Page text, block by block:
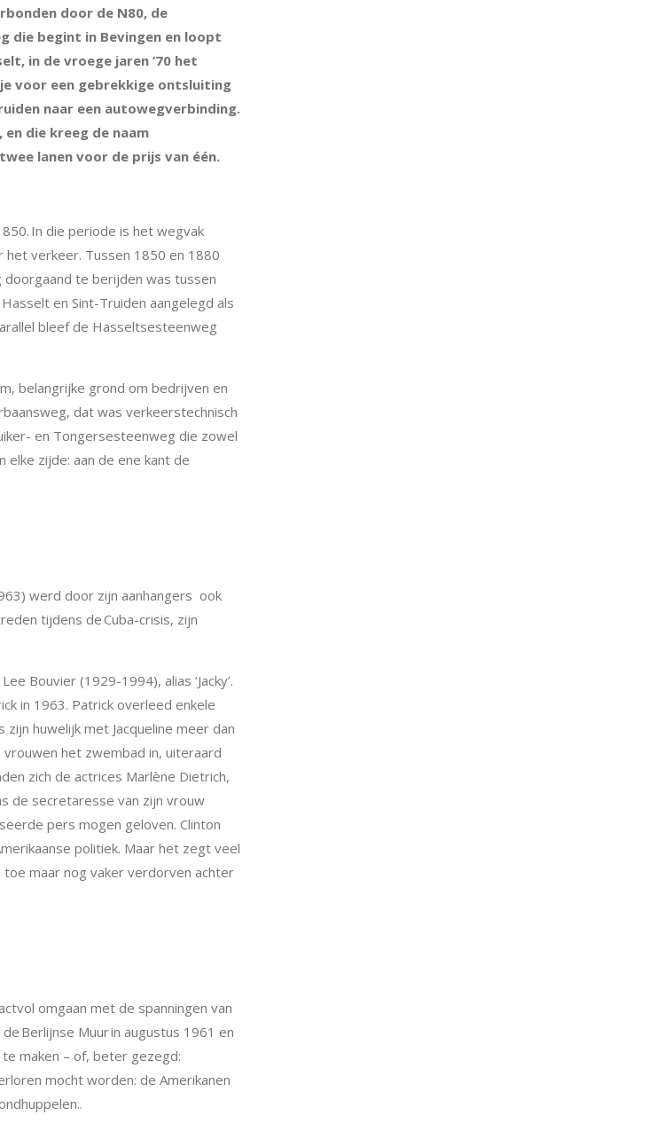
door de N80, de
die begint in Bevingen en loopt
in de vroege jaren ’70 het
voor een gebrekkige ontsluiting
naar een autowegverbinding.
die kreeg de naam
lanen voor de prijs van één.
In die periode is het wegvak
het verkeer. Tussen 1850 en 1880
te berijden was tussen
en Sint-Truiden aangelegd als
bleef de Hasseltsesteenweg
belangrijke grond om bedrijven en
dat was verkeerstechnisch
en Tongersesteenweg die zowel
elke zijde: aan de ene kant de
werd door zijn aanhangers ook
tijdens deCuba-crisis, zijn
Bouvier (1929-1994), alias ‘Jacky’.
in 1963. Patrick overleed enkele
huwelijk met Jacqueline meer dan
het zwembad in, uiteraard
zich de actrices Marlène Dietrich,
de secretaresse van zijn vrouw
pers mogen geloven. Clinton
politiek. Maar het zegt veel
toe maar nog vaker verdorven achter
omgaan met de spanningen van
de Berlijnse Muurin augustus 1961 en
maken – of, beter gezegd:
mocht worden: de Amerikanen